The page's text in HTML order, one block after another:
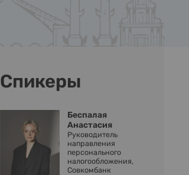
Спикеры
Беспалая
Анастасия
Руководитель
направления
персонального
налогообложения,
Совкомбанк